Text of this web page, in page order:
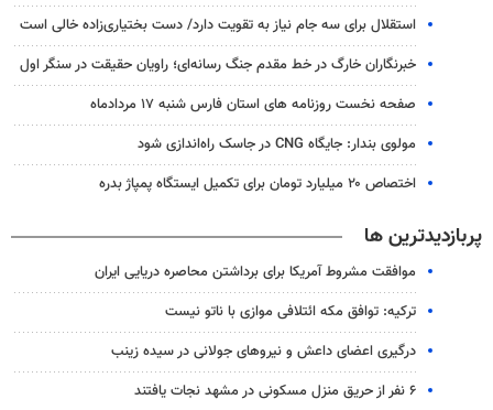
استقلال برای سه جام نیاز به تقویت دارد/ دست بختیاری‌زاده خالی است
خبرنگاران خارگ در خط مقدم جنگ رسانه‌ای؛ راویان حقیقت در سنگر اول
صفحه نخست روزنامه های استان فارس شنبه ۱۷ مردادماه
مولوی بندار: جایگاه CNG در جاسک راه‌اندازی شود
اختصاص ۲۰ میلیارد تومان برای تکمیل ایستگاه پمپاژ بدره
پربازدیدترین ها
موافقت مشروط آمریکا برای برداشتن محاصره دریایی ایران
ترکیه: توافق مکه ائتلافی موازی با ناتو نیست
درگیری اعضای داعش و نیروهای جولانی در سیده زینب
۶ نفر از حریق منزل مسکونی در مشهد نجات یافتند